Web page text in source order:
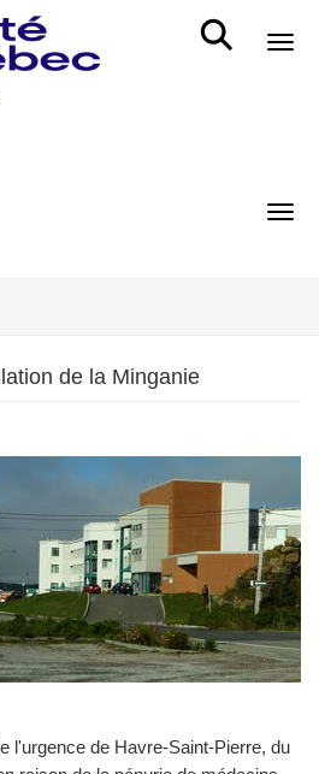
de la Minganie
l'urgence de Havre-Saint-Pierre, du